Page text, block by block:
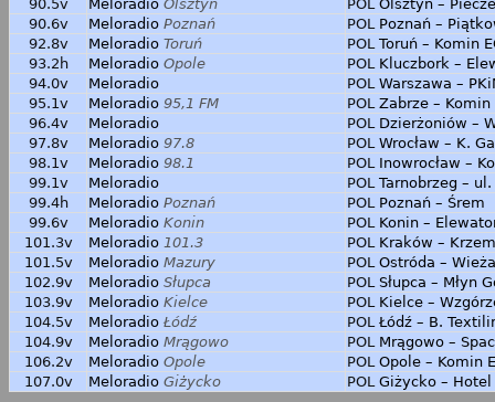
90.5v
Meloradio Olsztyn POL Olsztyn –
90.6v
Meloradio Poznań POL Poznań –
92.8v
Meloradio Toruń POL Toruń – Komin
93.2h
Meloradio Opole POL Kluczbork –
94.0v
Meloradio POL Warszawa –
95.1v
Meloradio 95,1 FM POL Zabrze – Komin
96.4v
Meloradio POL Dzierżoniów –
97.8v
Meloradio 97.8 POL Wrocław – K.
98.1v
Meloradio 98.1 POL Inowrocław –
99.1v
Meloradio POL Tarnobrzeg –
99.4h
Meloradio Poznań POL Poznań – Śrem
99.6v
Meloradio Konin POL Konin –
101.3v
Meloradio 101.3 POL Kraków –
101.5v
Meloradio Mazury POL Ostróda –
102.9v
Meloradio Słupca POL Słupca – Młyn
103.9v
Meloradio Kielce POL Kielce –
104.5v
Meloradio Łódź POL Łódź – B.
104.9v
Meloradio Mrągowo POL Mrągowo –
106.2v
Meloradio Opole POL Opole – Komin
107.0v
Meloradio Giżycko POL Giżycko – Hotel